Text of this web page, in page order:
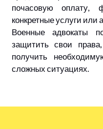
почасовую оплату,
конкретные услуги или
Военные адвокаты
защитить свои
получить
сложных ситуациях.